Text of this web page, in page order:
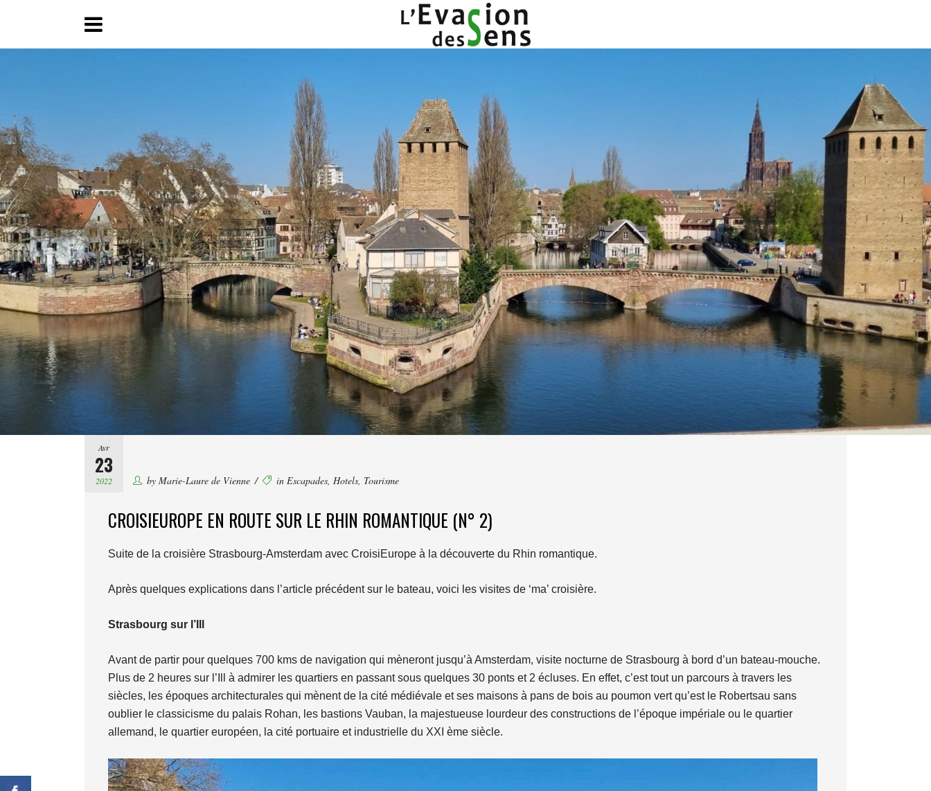
Avr
23
2022 by Marie-Laure de Vienne in Escapades Hotels Tourisme
CROISIEUROPE EN ROUTE SUR LE RHIN ROMANTIQUE (N° 2)
Suite de la croisière Strasbourg-Amsterdam avec CroisiEurope à la découverte du Rhin romantique.
Après quelques explications dans l’article précédent sur le bateau, voici les visites de ‘ma’ croisière.
Strasbourg sur l’Ill
Avant de partir pour quelques 700 kms de navigation qui mèneront jusqu’à Amsterdam, visite nocturne de Strasbourg à bord d’un bateau-mouche.
Plus de 2 heures sur l’Ill à admirer les quartiers en passant sous quelques 30 ponts et 2 écluses. En effet, c’est tout un parcours à travers les
siècles, les époques architecturales qui mènent de la cité médiévale et ses maisons à pans de bois au poumon vert qu’est le Robertsau sans
oublier le classicisme du palais Rohan, les bastions Vauban, la majestueuse lourdeur des constructions de l’époque impériale ou le quartier
allemand, le quartier européen, la cité portuaire et industrielle du XXI ème siècle.